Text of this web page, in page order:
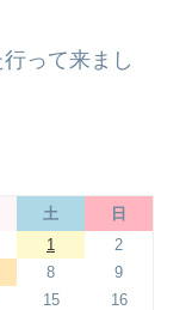
って来まし
土
日
1
2
8
9
15
16